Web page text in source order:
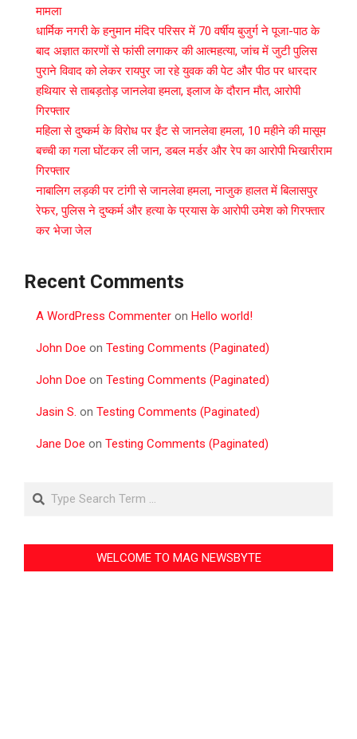
मामला
धार्मिक नगरी के हनुमान मंदिर परिसर में 70 वर्षीय बुजुर्ग ने पूजा-पाठ के
बाद अज्ञात कारणों से फांसी लगाकर की आत्महत्या, जांच में जुटी पुलिस
पुराने विवाद को लेकर रायपुर जा रहे युवक की पेट और पीठ पर धारदार
हथियार से ताबड़तोड़ जानलेवा हमला, इलाज के दौरान मौत, आरोपी
गिरफ्तार
महिला से दुष्कर्म के विरोध पर ईंट से जानलेवा हमला, 10 महीने की मासूम
बच्ची का गला घोंटकर ली जान, डबल मर्डर और रेप का आरोपी भिखारीराम
गिरफ्तार
नाबालिग लड़की पर टांगी से जानलेवा हमला, नाजुक हालत में बिलासपुर
रेफर, पुलिस ने दुष्कर्म और हत्या के प्रयास के आरोपी उमेश को गिरफ्तार
कर भेजा जेल
Recent Comments
A WordPress Commenter on Hello world!
John Doe on Testing Comments (Paginated)
John Doe on Testing Comments (Paginated)
Jasin S. on Testing Comments (Paginated)
Jane Doe on Testing Comments (Paginated)
Search
WELCOME TO MAG NEWSBYTE